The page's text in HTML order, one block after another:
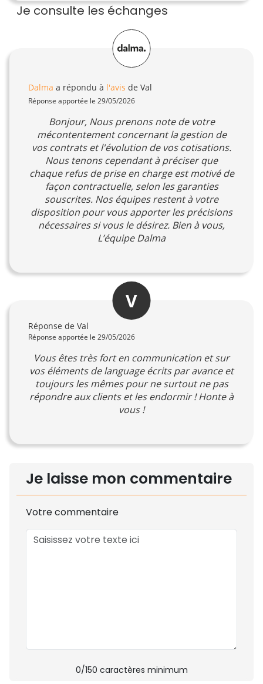
Je consulte les échanges
Dalma a répondu à l'avis de Val
Réponse apportée le 29/05/2026
Bonjour, Nous prenons note de votre
mécontentement concernant la gestion de
vos contrats et l'évolution de vos cotisations.
Nous tenons cependant à préciser que
chaque refus de prise en charge est motivé de
façon contractuelle, selon les garanties
souscrites. Nos équipes restent à votre
disposition pour vous apporter les précisions
nécessaires si vous le désirez. Bien à vous,
L’équipe Dalma
V
Réponse de Val
Réponse apportée le 29/05/2026
Vous êtes très fort en communication et sur
vos éléments de language écrits par avance et
toujours les mêmes pour ne surtout ne pas
répondre aux clients et les endormir ! Honte à
vous !
Je laisse mon commentaire
Votre commentaire
0/150 caractères minimum